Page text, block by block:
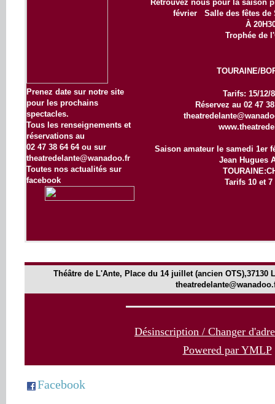
Prenez date sur notre site
pour les prochains
spectacles.
Tous les renseignements et
réservations au
02 47 38 64 64 ou sur
theatredelante@wanadoo.fr
Toutes nos actualités sur
facebook
Retrouvez nous pour la saison
février Salle des fêtes de
À
Trophée de
TOURAINE/
Tarifs: 15/12/
Réservez au 02 47
Saison amateur le samedi 1er
Jean Hugues
Tarifs 10 et
Théâtre de L'Ante, Place du 14 juillet (ancien OTS),37130
Désinscription / Changer
Powered par YMLP
Facebook